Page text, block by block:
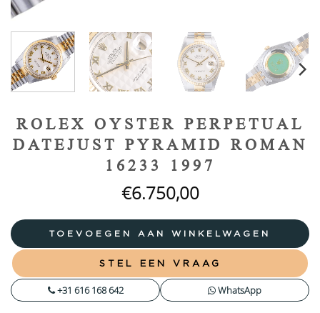
ROLEX OYSTER PERPETUAL
DATEJUST PYRAMID ROMAN
16233 1997
€6.750,00
TOEVOEGEN AAN WINKELWAGEN
STEL EEN VRAAG
+31 616 168 642 WhatsApp